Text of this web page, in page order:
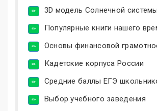
3D модель Солнечной системы
Популярные книги нашего
Основы финансовой
Кадетские корпуса России
Средние баллы ЕГЭ
Выбор учебного заведения